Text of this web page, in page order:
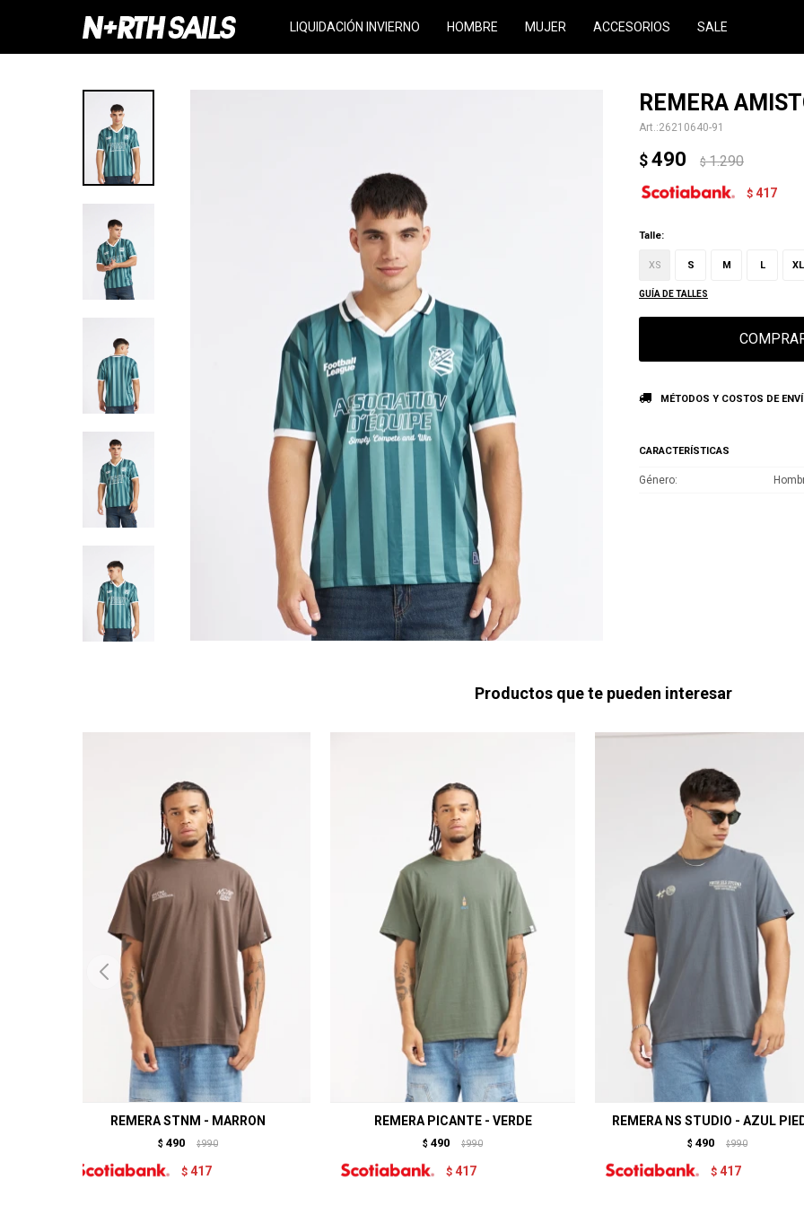
LIQUIDACIÓN INVIERNO HOMBRE MUJER ACCESORIOS SALE
REMERA
26210640-91
$ 490 $ 1.290
$ 417
Talle:
XS S M L XL
GUÍA DE TALLES
MÉTODOS Y COSTOS DE
CARACTERÍSTICAS
Género
Productos que te pueden interesar
REMERA STNM - MARRON
$ 490 $ 990
$ 417
REMERA PICANTE - VERDE
$ 490 $ 990
$ 417
REMERA NS STUDIO - AZUL
$ 490 $ 990
$ 417